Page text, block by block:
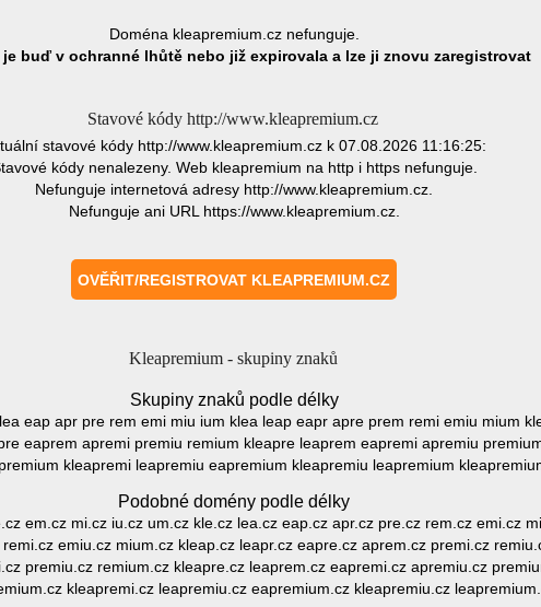
Doména kleapremium.cz nefunguje.
je buď v ochranné lhůtě nebo již expirovala a lze ji znovu zaregistrovat
Stavové kódy http://www.kleapremium.cz
stavové kódy http://www.kleapremium.cz k 07.08.2026 11:16:25:
kódy nenalezeny. Web kleapremium na http i https nefunguje.
Nefunguje internetová adresy http://www.kleapremium.cz.
Nefunguje ani URL https://www.kleapremium.cz.
Kleapremium - skupiny znaků
Skupiny znaků podle délky
eap apr pre rem emi miu ium klea leap eapr apre prem remi emiu mium
eaprem apremi premiu remium kleapre leaprem eapremi apremiu
kleapremi leapremiu eapremium kleapremiu leapremium
Podobné domény podle délky
em.cz mi.cz iu.cz um.cz kle.cz lea.cz eap.cz apr.cz pre.cz rem.cz emi.cz
emiu.cz mium.cz kleap.cz leapr.cz eapre.cz aprem.cz premi.cz
premiu.cz remium.cz kleapre.cz leaprem.cz eapremi.cz apremiu.cz
kleapremi.cz leapremiu.cz eapremium.cz kleapremiu.cz